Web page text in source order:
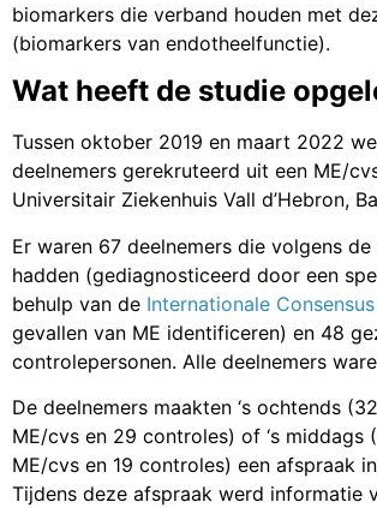
biomarkers die verband houden met
(biomarkers van endotheelfunctie).
Wat heeft de studie
Tussen oktober 2019 en maart 2022
deelnemers gerekruteerd uit een ME/
Universitair Ziekenhuis Vall d’Hebron,
Er waren 67 deelnemers die volgens
hadden (gediagnosticeerd door een
behulp van de Internationale
gevallen van ME identificeren) en 48
controlepersonen. Alle deelnemers
De deelnemers maakten ‘s ochtends
ME/cvs en 29 controles) of ‘s middags
ME/cvs en 19 controles) een afspraak
Tijdens deze afspraak werd informatie